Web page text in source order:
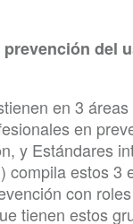
del
en 3
en
y Estándares
estos 3
con
tienen estos